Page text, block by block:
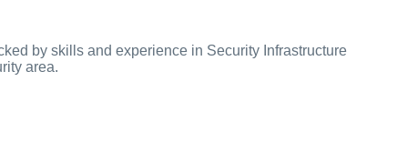
by skills and experience in Security Infrastructure
area.